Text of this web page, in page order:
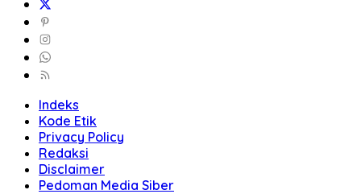
Indeks
Kode Etik
Privacy Policy
Redaksi
Disclaimer
Pedoman Media Siber